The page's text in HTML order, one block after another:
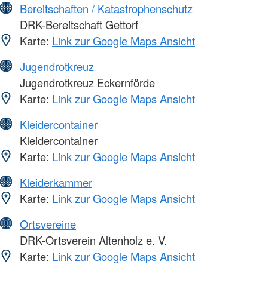
Bereitschaften / Katastrophenschutz
DRK-Bereitschaft Gettorf
Karte: Link zur Google Maps Ansicht
Jugendrotkreuz
Jugendrotkreuz Eckernförde
Karte: Link zur Google Maps Ansicht
Kleidercontainer
Kleidercontainer
Karte: Link zur Google Maps Ansicht
Kleiderkammer
Karte: Link zur Google Maps Ansicht
Ortsvereine
DRK-Ortsverein Altenholz e. V.
Karte: Link zur Google Maps Ansicht